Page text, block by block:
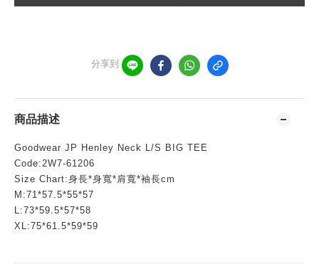
分享到
商品描述
Goodwear JP Henley Neck L/S BIG TEE
Code:2W7-61206
Size Chart:身長*身寬*肩寬*袖長cm
M:71*57.5*55*57
L:73*59.5*57*58
XL:75*61.5*59*59